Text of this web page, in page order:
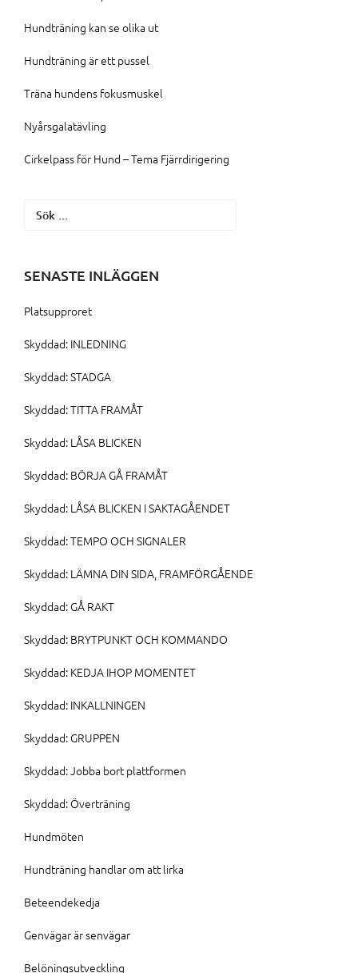
Hundträning kan se olika ut
Hundträning är ett pussel
Träna hundens fokusmuskel
Nyårsgalatävling
Cirkelpass för Hund – Tema Fjärrdirigering
Sök
SENASTE INLÄGGEN
Platsupproret
Skyddad: INLEDNING
Skyddad: STADGA
Skyddad: TITTA FRAMÅT
Skyddad: LÅSA BLICKEN
Skyddad: BÖRJA GÅ FRAMÅT
Skyddad: LÅSA BLICKEN I SAKTAGÅENDET
Skyddad: TEMPO OCH SIGNALER
Skyddad: LÄMNA DIN SIDA, FRAMFÖRGÅENDE
Skyddad: GÅ RAKT
Skyddad: BRYTPUNKT OCH KOMMANDO
Skyddad: KEDJA IHOP MOMENTET
Skyddad: INKALLNINGEN
Skyddad: GRUPPEN
Skyddad: Jobba bort plattformen
Skyddad: Överträning
Hundmöten
Hundträning handlar om att lirka
Beteendekedja
Genvägar är senvägar
Belöningsutveckling